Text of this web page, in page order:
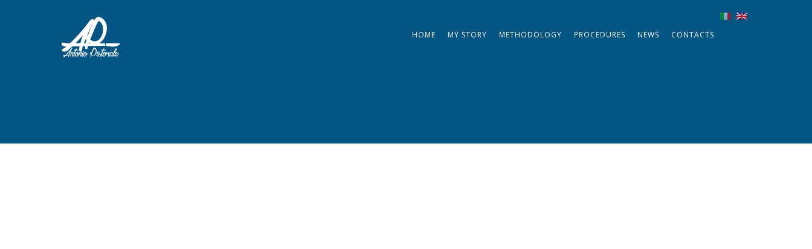
HOME MY STORY METHODOLOGY PROCEDURES NEWS CONTACTS